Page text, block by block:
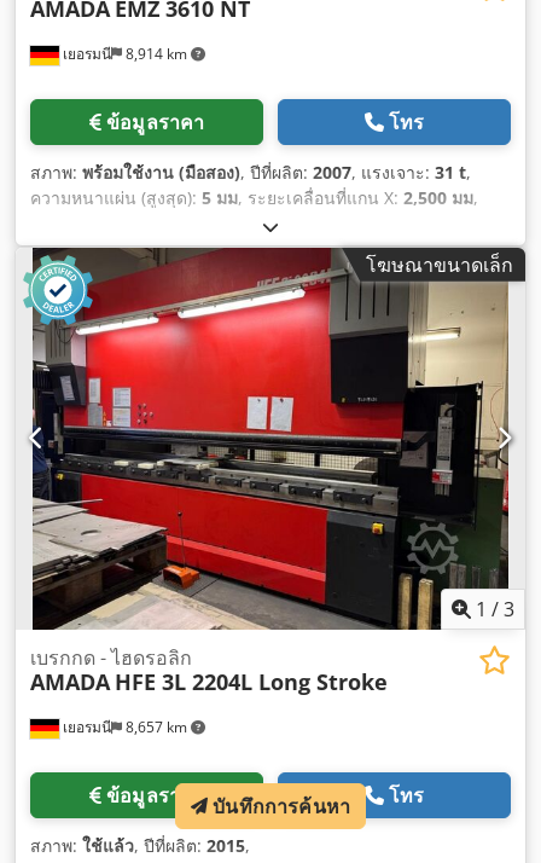
เยอรมนี 8,914 km
AMADA EMZ 3610 NT
ข้อมูลราคา โทร
สภาพ: พร้อมใช้งาน (มือสอง), ปีที่ผลิต: 2007, แรงเจาะ: 31 t,
ความหนาแผ่น (สูงสุด): 5 มม, ระยะเคลื่อนที่แกน X: 2,500 มม,
, น้ำหนักรวม:
รับได้ของโต๊ะ:160 กก., จำนวนเพลา:2,
โฆษณาขนาดเล็ก
1 /3
เยอรมนี 8,657 km
เบรกกด - ไฮดรอลิก
AMADA HFE 3L 2204L Long Stroke
ข้อมูลราคา โทร
สภาพ: ใช้แล้ว, ปีที่ผลิต: 2015,
บันทึกการค้นหา